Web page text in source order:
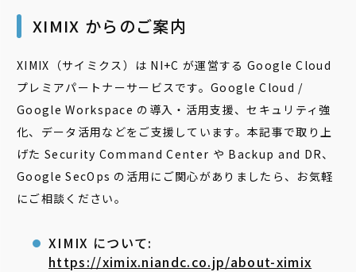
XIMIX からのご案内
XIMIX（サイミクス）は NI+C が運営する Google Cloud
プレミアパートナーサービスです。Google Cloud /
Google Workspace の導入・活用支援、セキュリティ強
化、データ活用などをご支援しています。本記事で取り上
げた Security Command Center や Backup and DR、
Google SecOps の活用にご関心がありましたら、お気軽
にご相談ください。
XIMIX について:
https://ximix.niandc.co.jp/about-ximix